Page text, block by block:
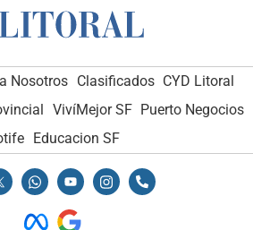
Nosotros Clasificados CYD Litoral
VivíMejor SF Puerto Negocios
Educacion SF